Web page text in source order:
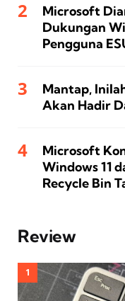
Microsoft
Dukungan
Pengguna
Mantap,
Akan Hadir
Microsoft
Windows 11
Recycle Bin
Review